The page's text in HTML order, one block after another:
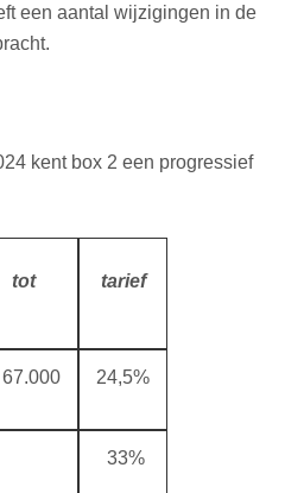
een aantal wijzigingen in de
kent box 2 een progressief
tot tarief
24,5%
33%